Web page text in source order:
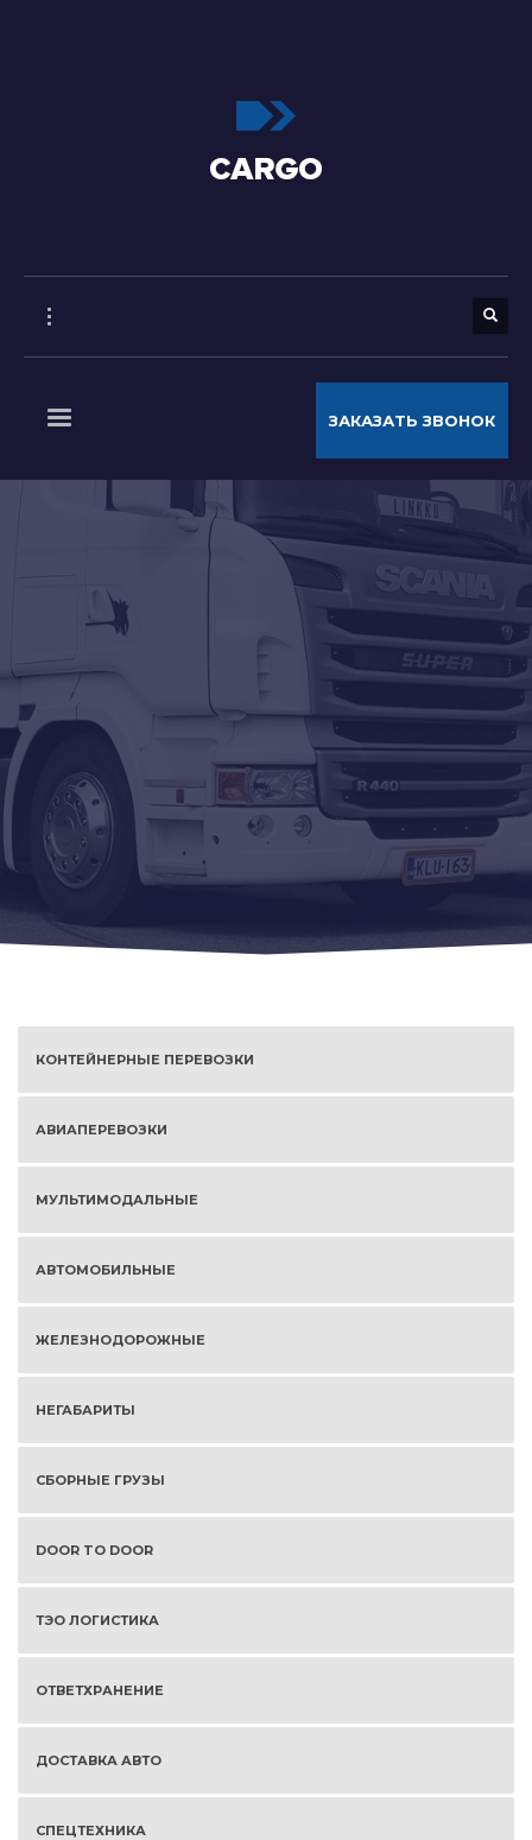
ЗАКАЗАТЬ ЗВОНОК
КОНТЕЙНЕРНЫЕ ПЕРЕВОЗКИ
АВИАПЕРЕВОЗКИ
МУЛЬТИМОДАЛЬНЫЕ
АВТОМОБИЛЬНЫЕ
ЖЕЛЕЗНОДОРОЖНЫЕ
НЕГАБАРИТЫ
СБОРНЫЕ ГРУЗЫ
DOOR TO DOOR
ТЭО ЛОГИСТИКА
ОТВЕТХРАНЕНИЕ
ДОСТАВКА АВТО
СПЕЦТЕХНИКА